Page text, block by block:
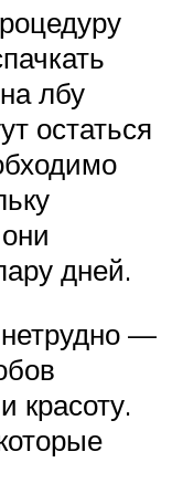
лбу
остаться
дней.
нетрудно —
красоту.